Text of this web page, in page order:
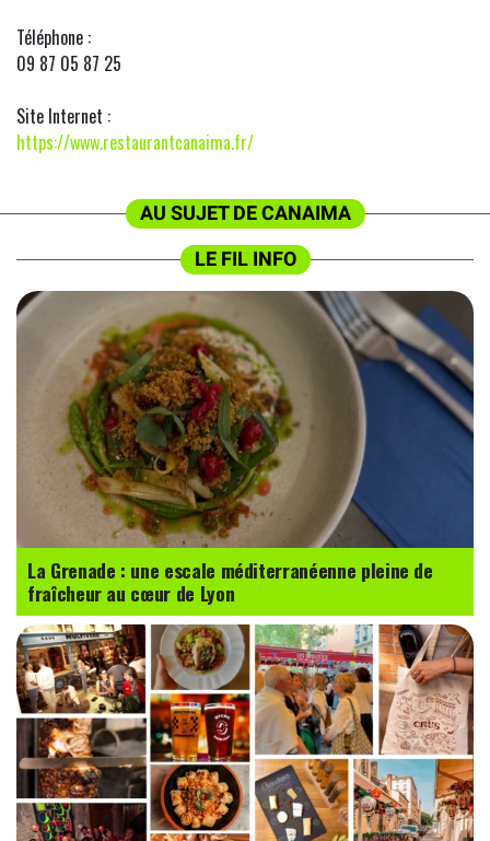
Téléphone :
09 87 05 87 25
Site Internet :
https://www.restaurantcanaima.fr/
AU SUJET DE CANAIMA
LE FIL INFO
La Grenade : une escale méditerranéenne pleine de
fraîcheur au cœur de Lyon